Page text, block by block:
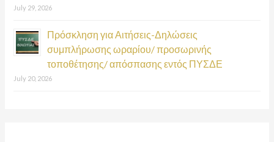
July 29, 2026
Πρόσκληση για Αιτήσεις-Δηλώσεις
συμπλήρωσης ωραρίου/ προσωρινής
τοποθέτησης/ απόσπασης εντός ΠΥΣΔΕ
July 20, 2026